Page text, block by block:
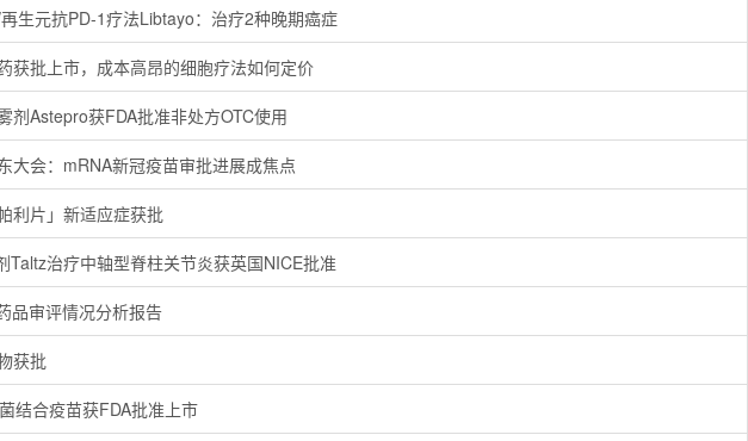
生元抗PD-1疗法Libtayo：治疗2种晚期癌症
获批上市，成本高昂的细胞疗法如何定价
剂Astepro获FDA批准非处方OTC使用
大会：mRNA新冠疫苗审批进展成焦点
利片」新适应症获批
Taltz治疗中轴型脊柱关节炎获英国NICE批准
品审评情况分析报告
获批
结合疫苗获FDA批准上市